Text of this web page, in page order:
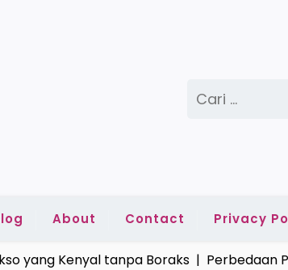
untuk:
About Contact Privacy
Kenyal tanpa Boraks |Perbedaan